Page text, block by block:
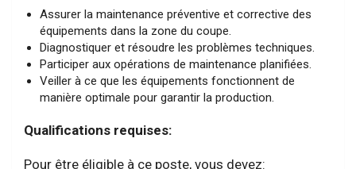
Assurer la maintenance préventive et corrective des
équipements dans la zone du coupe.
Diagnostiquer et résoudre les problèmes techniques.
Participer aux opérations de maintenance planifiées.
Veiller à ce que les équipements fonctionnent de
manière optimale pour garantir la production.
Qualifications requises:
Pour être éligible à ce poste, vous devez: